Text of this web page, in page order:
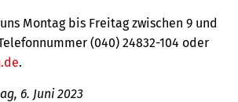
Montag bis Freitag zwischen 9 und
(040) 24832-104 oder
.
6. Juni 2023